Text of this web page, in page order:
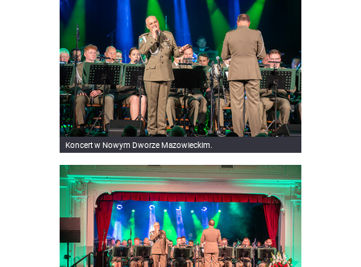
Koncert w Nowym Dworze Mazowieckim.